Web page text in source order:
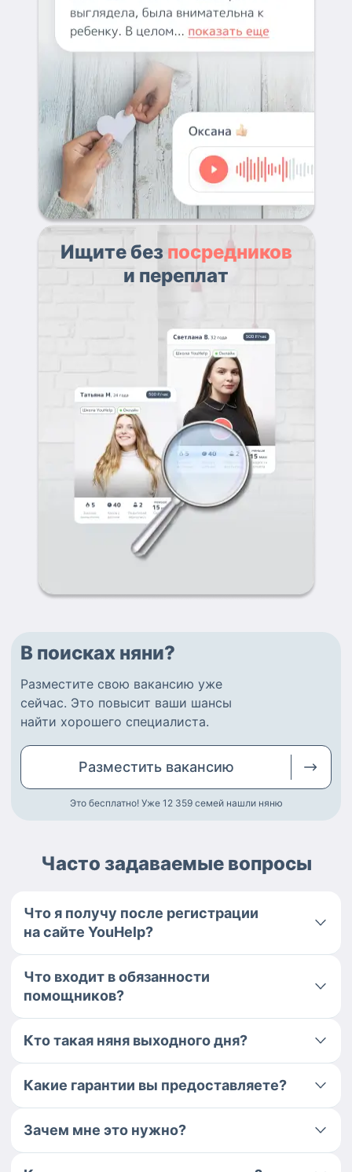
Ищите без посредников
и переплат
В поисках няни?
Разместите свою вакансию уже
сейчас. Это повысит ваши шансы
найти хорошего специалиста.
Разместить вакансию
Это бесплатно! Уже 12 359 семей нашли няню
Часто задаваемые вопросы
Что я получу после регистрации
на сайте YouHelp?
Что входит в обязанности
помощников?
Кто такая няня выходного дня?
Какие гарантии вы предоставляете?
Зачем мне это нужно?